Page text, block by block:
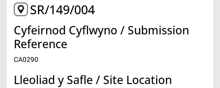
SR/149/004
Cyfeirnod Cyflwyno / Submission
Reference
CA0290
Lleoliad y Safle / Site Location